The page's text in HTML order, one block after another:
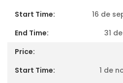
16 de
31
1 de